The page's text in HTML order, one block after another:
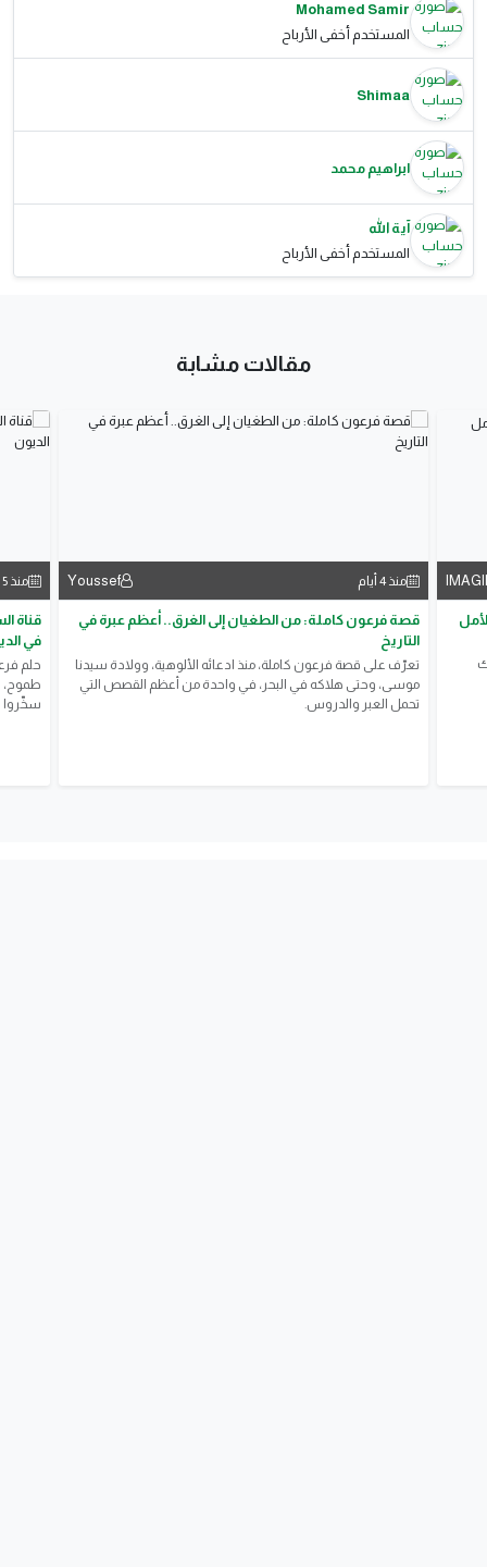
Mohamed Samir
المستخدم أخفى الأرباح
Shimaa
ابراهيم محمد
آية الله
المستخدم أخفى الأرباح
مقالات مشابة
منذ 4 أيام Youssef
قصة فرعون كاملة: من الطغيان إلى الغرق.. أعظم عبرة في
التاريخ
تعرّف على قصة فرعون كاملة، منذ ادعائه الألوهية، وولادة سيدنا
موسى، وحتى هلاكه في البحر، في واحدة من أعظم القصص التي
تحمل العبر والدروس.
منذ 5 أيام
قناة
في
حلم
طموح،
سخّروا